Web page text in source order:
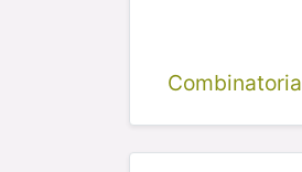
Combinatoria